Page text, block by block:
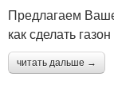
Предлагаем
как сделать
читать дальше →